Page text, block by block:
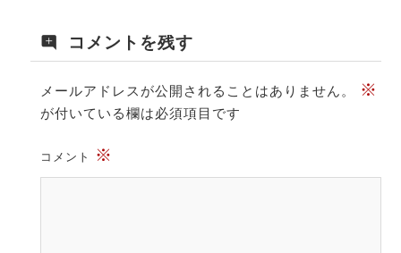
コメントを残す
メールアドレスが公開されることはありません。 ※
が付いている欄は必須項目です
コメント ※